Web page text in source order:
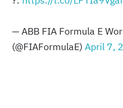
— ABB FIA Formula E
(@FIAFormulaE) April 7,